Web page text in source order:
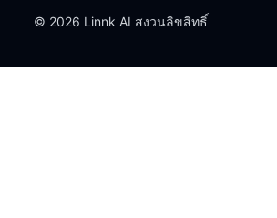
© 2026 Linnk AI สงวนลิขสิทธิ์